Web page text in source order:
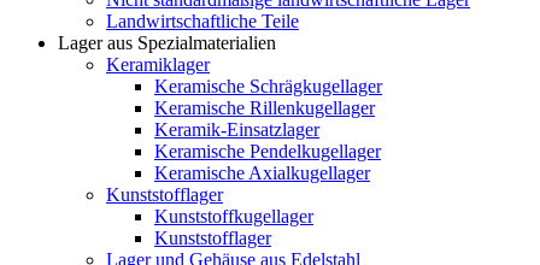
Landwirtschaftliche Teile
Lager aus Spezialmaterialien
Keramiklager
Keramische Schrägkugellager
Keramische Rillenkugellager
Keramik-Einsatzlager
Keramische Pendelkugellager
Keramische Axialkugellager
Kunststofflager
Kunststoffkugellager
Kunststofflager
Lager und Gehäuse aus Edelstahl